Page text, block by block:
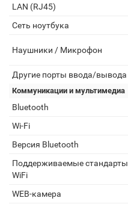
LAN (RJ45)
Сеть ноутбука
Наушники / Микрофон
Другие порты ввода/вывода
Коммуникации и мультимедиа
Bluetooth
Wi-Fi
Версия Bluetooth
Поддерживаемые стандарты
WiFi
WEB-камера